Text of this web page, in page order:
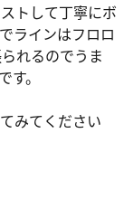
トして丁寧にボ
ラインはフロロ
れるのでうま
。
みてください